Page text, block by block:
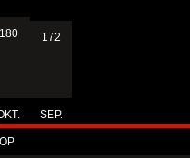
180 172
SEP.